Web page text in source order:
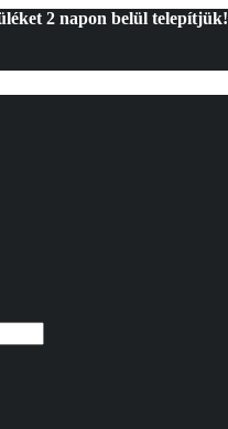
2 napon belül telepítjük!